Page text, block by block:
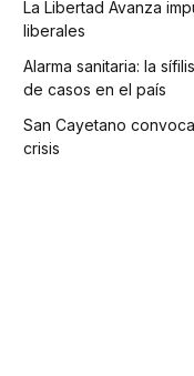
La Libertad Avanza
liberales
Alarma sanitaria: la
de casos en el país
San Cayetano
crisis